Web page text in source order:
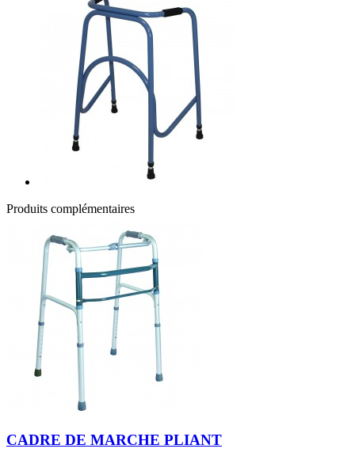
Produits complémentaires
CADRE DE MARCHE PLIANT